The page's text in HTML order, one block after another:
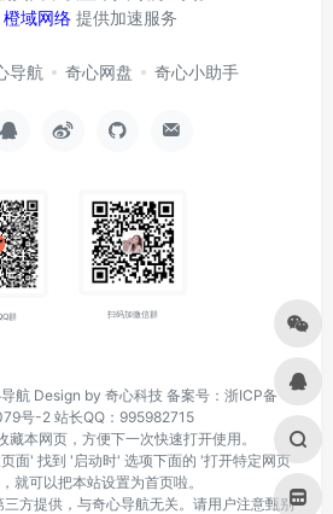
橙域网络 提供加速服务
导航 奇心网盘 奇心小助手
群 扫码加微信群
航 Design by 奇心科技 备案号：浙ICP备
号-2 站长QQ：995982715
本网页，方便下一次快速打开使用。
面' 找到 '启动时' 选项下面的 '打开特定网页
就可以把本站设置为首页啦。
方提供，与奇心导航无关。请用户注意甄别